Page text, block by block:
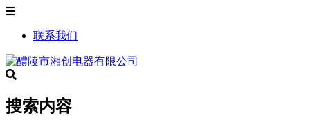
联系我们
搜索内容